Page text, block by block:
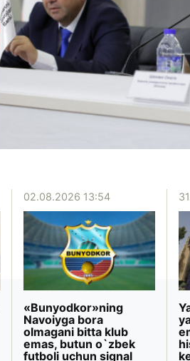
02.08.2026 13:54
«Bunyodkor»ning
Navoiyga bora
olmagani bitta klub
emas, butun o`zbek
futboli uchun signal